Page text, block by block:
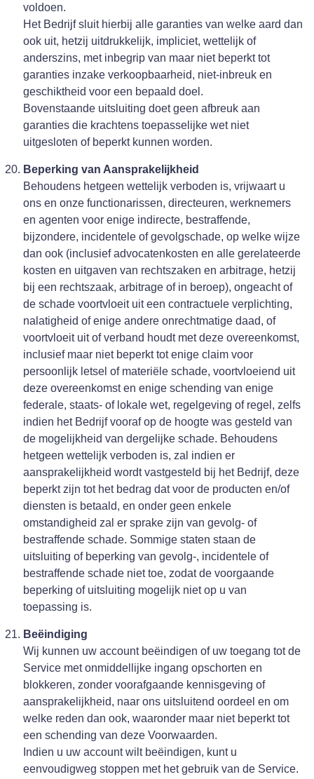
voldoen.
Het Bedrijf sluit hierbij alle garanties van welke aard dan
ook uit, hetzij uitdrukkelijk, impliciet, wettelijk of
anderszins, met inbegrip van maar niet beperkt tot
garanties inzake verkoopbaarheid, niet-inbreuk en
geschiktheid voor een bepaald doel.
Bovenstaande uitsluiting doet geen afbreuk aan
garanties die krachtens toepasselijke wet niet
uitgesloten of beperkt kunnen worden.
Beperking van Aansprakelijkheid
Behoudens hetgeen wettelijk verboden is, vrijwaart u
ons en onze functionarissen, directeuren, werknemers
en agenten voor enige indirecte, bestraffende,
bijzondere, incidentele of gevolgschade, op welke wijze
dan ook (inclusief advocatenkosten en alle gerelateerde
kosten en uitgaven van rechtszaken en arbitrage, hetzij
bij een rechtszaak, arbitrage of in beroep), ongeacht of
de schade voortvloeit uit een contractuele verplichting,
nalatigheid of enige andere onrechtmatige daad, of
voortvloeit uit of verband houdt met deze overeenkomst,
inclusief maar niet beperkt tot enige claim voor
persoonlijk letsel of materiële schade, voortvloeiend uit
deze overeenkomst en enige schending van enige
federale, staats- of lokale wet, regelgeving of regel, zelfs
indien het Bedrijf vooraf op de hoogte was gesteld van
de mogelijkheid van dergelijke schade. Behoudens
hetgeen wettelijk verboden is, zal indien er
aansprakelijkheid wordt vastgesteld bij het Bedrijf, deze
beperkt zijn tot het bedrag dat voor de producten en/of
diensten is betaald, en onder geen enkele
omstandigheid zal er sprake zijn van gevolg- of
bestraffende schade. Sommige staten staan de
uitsluiting of beperking van gevolg-, incidentele of
bestraffende schade niet toe, zodat de voorgaande
beperking of uitsluiting mogelijk niet op u van
toepassing is.
Beëindiging
Wij kunnen uw account beëindigen of uw toegang tot de
Service met onmiddellijke ingang opschorten en
blokkeren, zonder voorafgaande kennisgeving of
aansprakelijkheid, naar ons uitsluitend oordeel en om
welke reden dan ook, waaronder maar niet beperkt tot
een schending van deze Voorwaarden.
Indien u uw account wilt beëindigen, kunt u
eenvoudigweg stoppen met het gebruik van de Service.